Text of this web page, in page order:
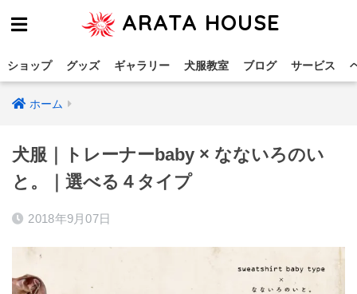
ARATA HOUSE
ショップ グッズ ギャラリー 犬服教室 ブログ サービス
ホーム
犬服｜トレーナーbaby × なないろのい
と。｜選べる４タイプ
2018年9月07日